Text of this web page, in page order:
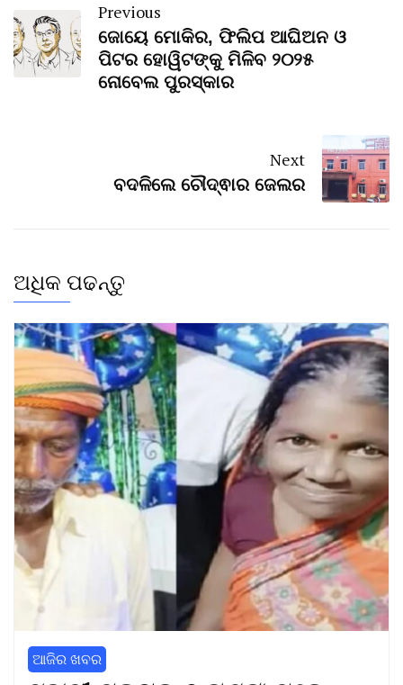
Previous
ଜୋୟେ ମୋକିର, ଫିଲିପ ଆଘିଅନ ଓ
ପିଟର ହୋୱିଟଙ୍କୁ ମିଳିବ ୨୦୨୫
ନୋବେଲ ପୁରସ୍କାର
Next
ବଦଳିଲେ ଚୌଦ୍ଵାର ଜେଲର
ଅଧିକ ପଢନ୍ତୁ
ଆଜିର ଖବର